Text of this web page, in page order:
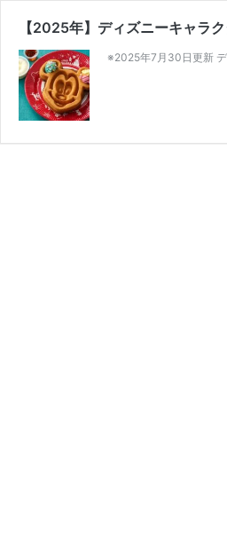
【2025年】ディズニーキャラ
※2025年7月30日更新